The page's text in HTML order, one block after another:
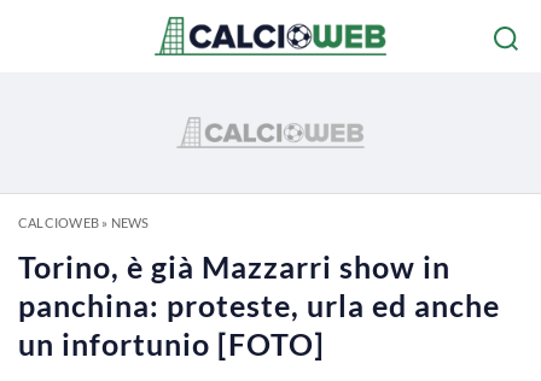
CALCIOWEB» NEWS
Torino, è già Mazzarri show in
panchina: proteste, urla ed anche
un infortunio [FOTO]